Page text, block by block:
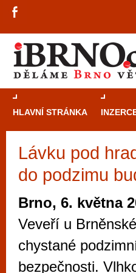
HLAVNÍ STRÁNKA
Lávku pod
do podzimu
Brno, 6. května
Veveří u
chystané
bezpečnosti.
Mimo jiné je ale